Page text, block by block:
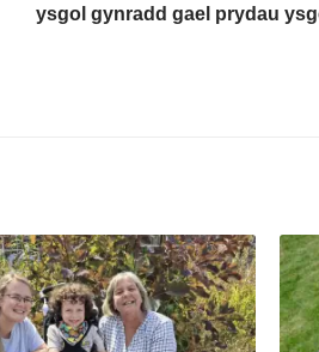
ysgol gynradd gael prydau